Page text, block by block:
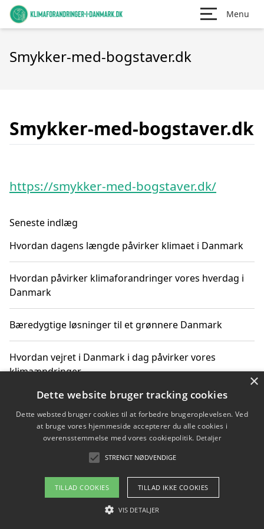
Menu
Smykker-med-bogstaver.dk
Smykker-med-bogstaver.dk
https://smykker-med-bogstaver.dk/
Seneste indlæg
Hvordan dagens længde påvirker klimaet i Danmark
Hvordan påvirker klimaforandringer vores hverdag i
Danmark
Bæredygtige løsninger til et grønnere Danmark
Hvordan vejret i Danmark i dag påvirker vores
klimaændringer
Hvordan klimaændringer påvirker danske unges
gaveønsker
Om / kontakt
Blog Betingelser
×
Dette website bruger tracking cookies
Dette websted bruger cookies til at forbedre brugeroplevelsen. Ved
at bruge vores hjemmeside accepterer du alle cookies i
overensstemmelse med vores cookiepolitik. Detaljer
STRENGT NØDVENDIGE
TILLAD COOKIES TILLAD IKKE COOKIES
VIS DETALJER